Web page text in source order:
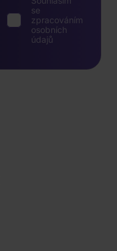
se
zpracováním
osobních
údajů